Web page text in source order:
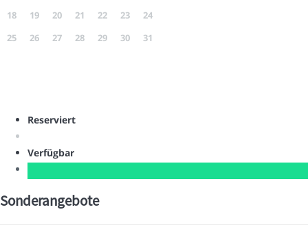
18
19 20 21 22 23
24
25
26 27 28 29 30 31
Reserviert
Verfügbar
Sonderangebote